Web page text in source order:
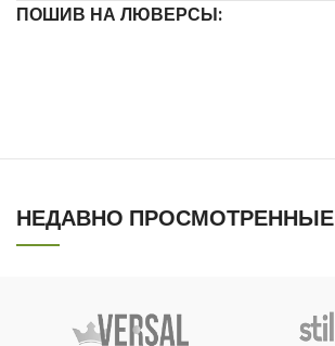
ПОШИВ НА ЛЮВЕРСЫ:
НЕДАВНО ПРОСМОТРЕННЫЕ